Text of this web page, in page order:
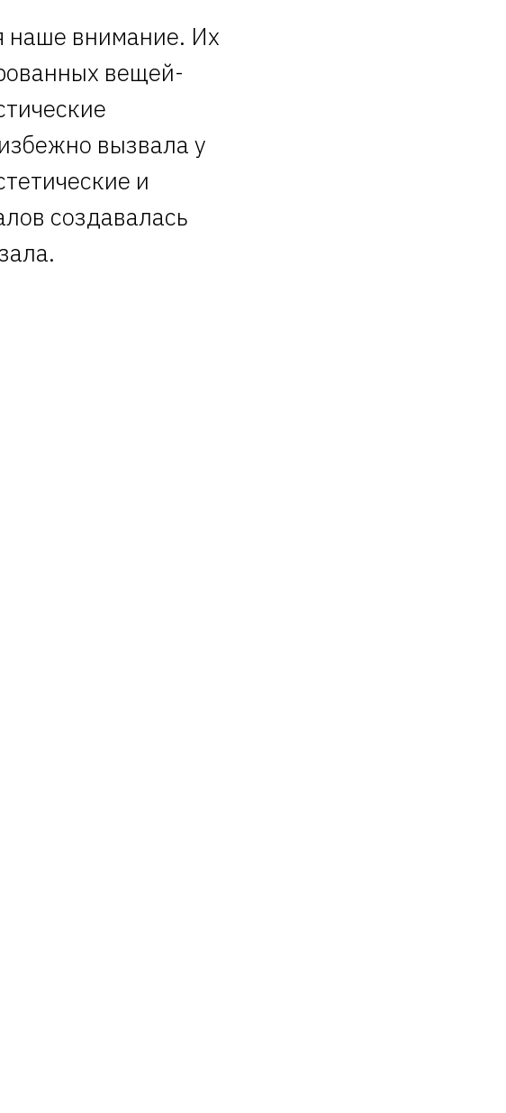
наше внимание. Их
вещей-
вызвала у
и
создавалась